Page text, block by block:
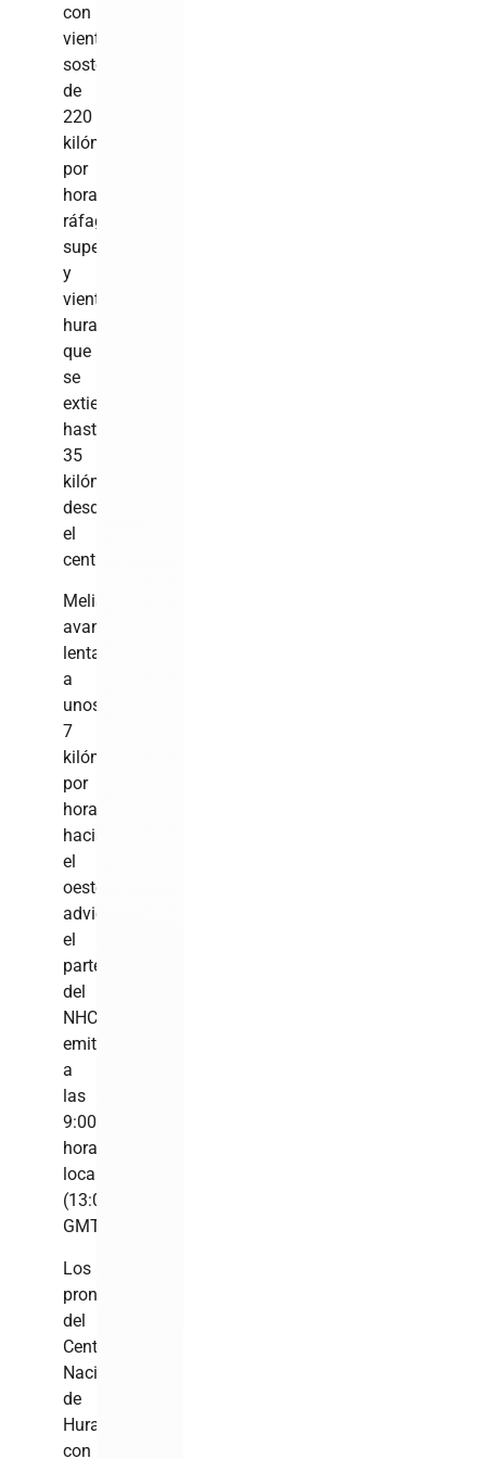
con
vientos
sostenidos
de
220
kilómetros
por
hora,
ráfagas
superiores
y
vientos
huracanados
que
se
extienden
hasta
35
kilómetros
desde
el
centro.
Melissa
avanza
lentamente
a
unos
7
kilómetros
por
hora
hacia
el
oeste,
advierte
el
parte
del
NHC,
emitido
a
las
9:00
hora
local
(13:00
GMT).
Los
pronósticos
del
Centro
Nacional
de
Huracanes,
con